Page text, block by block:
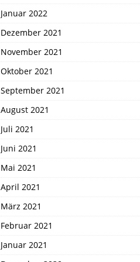
Januar 2022
Dezember 2021
November 2021
Oktober 2021
September 2021
August 2021
Juli 2021
Juni 2021
Mai 2021
April 2021
März 2021
Februar 2021
Januar 2021